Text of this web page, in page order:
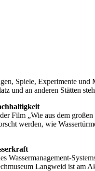
Spiele, Experimente
und an anderen Stätten
Film „Wie aus dem
werden, wie
Wassermanagement-
Langweid ist am